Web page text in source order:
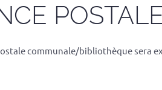
communale/bibliothèque sera